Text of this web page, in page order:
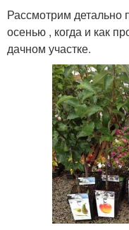
Рассмотрим детально
осенью , когда и как
дачном участке.